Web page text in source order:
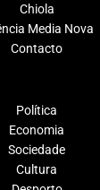
Chiola
Media Nova
Contacto
Política
Economia
Sociedade
Cultura